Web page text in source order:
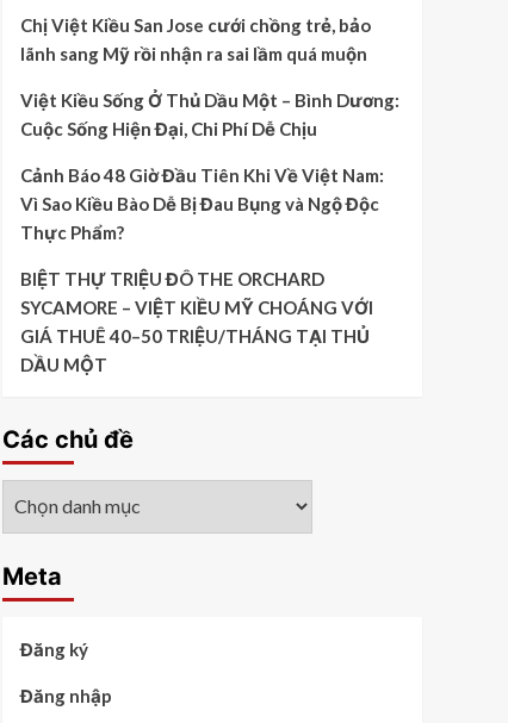
Chị Việt Kiều San Jose cưới chồng trẻ, bảo
lãnh sang Mỹ rồi nhận ra sai lầm quá muộn
Việt Kiều Sống Ở Thủ Dầu Một – Bình Dương:
Cuộc Sống Hiện Đại, Chi Phí Dễ Chịu
Cảnh Báo 48 Giờ Đầu Tiên Khi Về Việt Nam:
Vì Sao Kiều Bào Dễ Bị Đau Bụng và Ngộ Độc
Thực Phẩm?
BIỆT THỰ TRIỆU ĐÔ THE ORCHARD
SYCAMORE – VIỆT KIỀU MỸ CHOÁNG VỚI
GIÁ THUÊ 40–50 TRIỆU/THÁNG TẠI THỦ
DẦU MỘT
Các chủ đề
Meta
Đăng ký
Đăng nhập